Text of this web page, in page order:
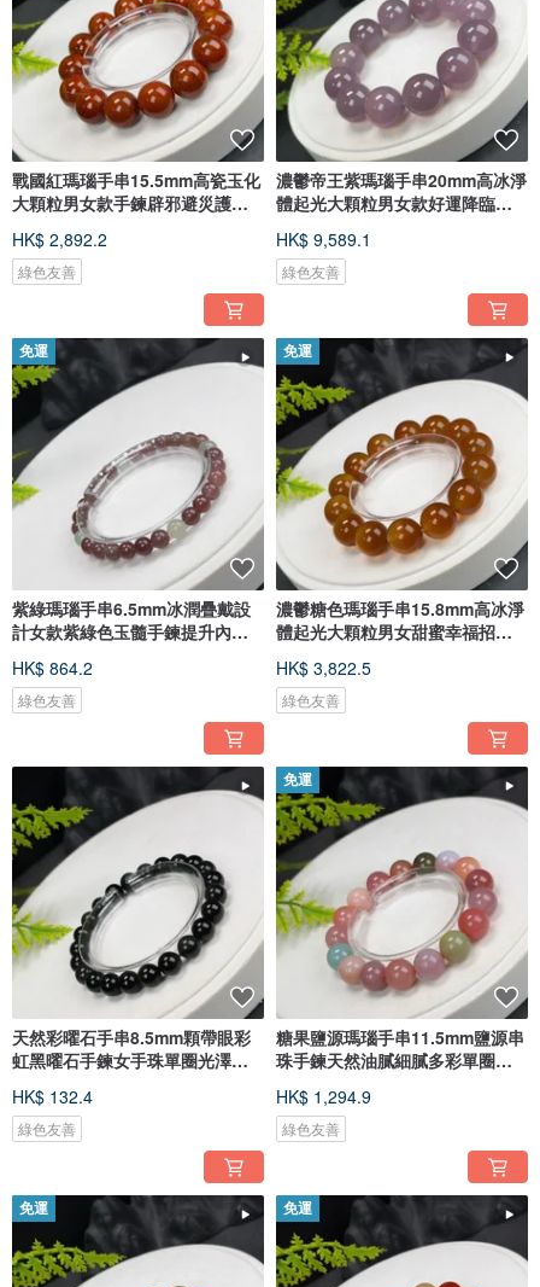
戰國紅瑪瑙手串15.5mm高瓷玉化
大顆粒男女款手鍊辟邪避災護身
HK$ 2,892.2
綠色友善
濃鬱帝王紫瑪瑙手串20mm高冰淨
體起光大顆粒男女款好運降臨順
HK$ 9,589.1
綠色友善
免運
紫綠瑪瑙手串6.5mm冰潤疊戴設
計女款紫綠色玉髓手鍊提升內心
HK$ 864.2
綠色友善
免運
濃鬱糖色瑪瑙手串15.8mm高冰淨
體起光大顆粒男女甜蜜幸福招財
HK$ 3,822.5
綠色友善
天然彩曜石手串8.5mm顆帶眼彩
虹黑曜石手鍊女手珠單圈光澤瑩
HK$ 132.4
綠色友善
免運
糖果鹽源瑪瑙手串11.5mm鹽源串
珠手鍊天然油膩細膩多彩單圈女
HK$ 1,294.9
綠色友善
免運 免運